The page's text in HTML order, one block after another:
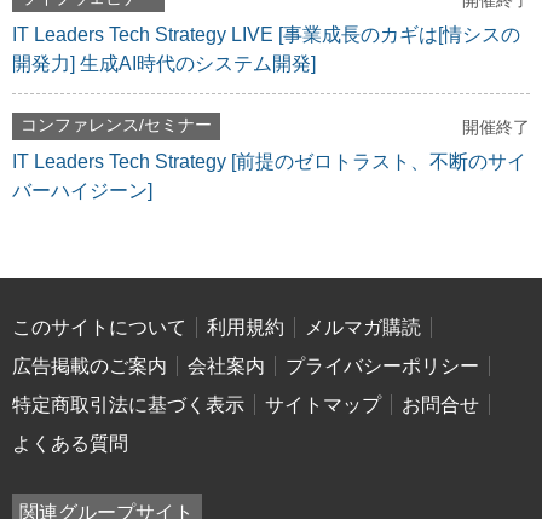
IT Leaders Tech Strategy LIVE [事業成長のカギは[情シスの
開発力] 生成AI時代のシステム開発]
コンファレンス/セミナー 開催終了
IT Leaders Tech Strategy [前提のゼロトラスト、不断のサイ
バーハイジーン]
このサイトについて 利用規約
メルマガ購読
広告掲載のご案内
会社案内
プライバシーポリシー
特定商取引法に基づく表示
サイトマップ
お問合せ
よくある質問
関連グループサイト